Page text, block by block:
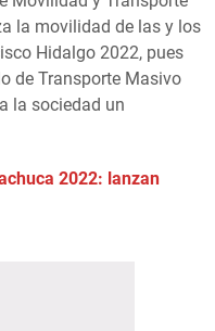
la movilidad de las y los
Hidalgo 2022, pues
de Transporte Masivo
la sociedad un
2022: lanzan